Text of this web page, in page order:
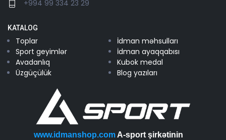
+994 99 334 23 29
KATALOG
Toplar
İdman məhsulları
Sport geyimlər
İdman ayaqqabısı
Avadanlıq
Kubok medal
Üzgüçülük
Blog yazıları
www.idmanshop.com A-sport şirkətinin